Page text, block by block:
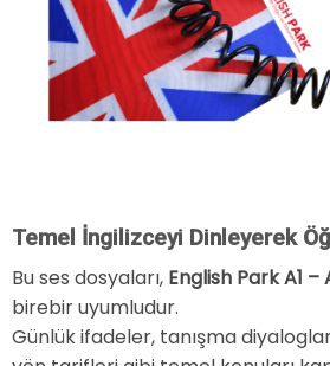
Temel İngilizceyi Dinleyerek
Bu ses dosyaları, English Park A1 –
birebir uyumludur.
Günlük ifadeler, tanışma